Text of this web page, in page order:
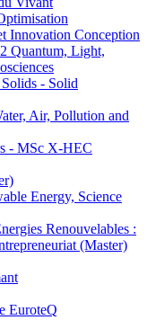
Innovation Conception
Quantum, Light,
- Solid
Air, Pollution and
- MSc X-HEC
Energy, Science
Renouvelables :
(Master)
EuroteQ